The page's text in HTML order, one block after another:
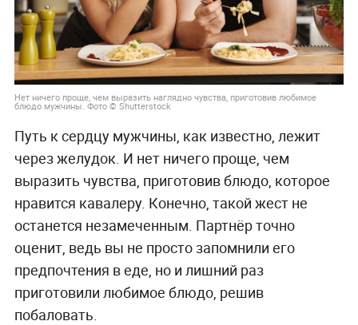
Нет ничего проще, чем выразить наглядно чувства, приготовив любимое
блюдо мужчины. Фото © Shutterstock
Путь к сердцу мужчины, как известно, лежит
через желудок. И нет ничего проще, чем
выразить чувства, приготовив блюдо, которое
нравится кавалеру. Конечно, такой жест не
останется незамеченным. Партнёр точно
оценит, ведь вы не просто запомнили его
предпочтения в еде, но и лишний раз
приготовили любимое блюдо, решив
побаловать.